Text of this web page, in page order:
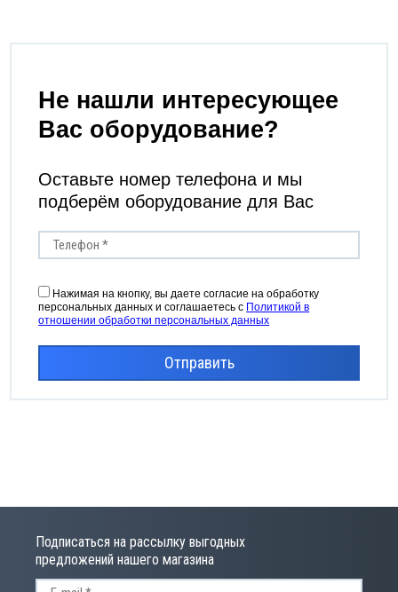
Не нашли интересующее
Вас оборудование?
Оставьте номер телефона и мы
подберём оборудование для Вас
Нажимая на кнопку, вы даете согласие на обработку
персональных данных и соглашаетесь с Политикой в
отношении обработки персональных данных
Отправить
Подписаться на рассылку выгодных
предложений нашего магазина